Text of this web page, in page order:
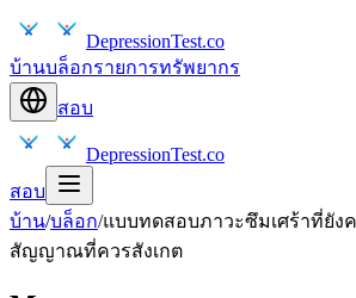
DepressionTest.co
บ้านบล็อกรายการทรัพยากร
สอบ
DepressionTest.co
สอบ
บ้าน/บล็อก/แบบทดสอบภาวะซึมเศร้าที่ยัง
สัญญาณที่ควรสังเกต